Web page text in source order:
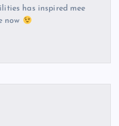
has inspired mee
now